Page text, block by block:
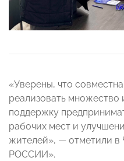
«Уверены, что
реализовать множество
поддержку
рабочих мест и
жителей», — отметили
РОССИИ».